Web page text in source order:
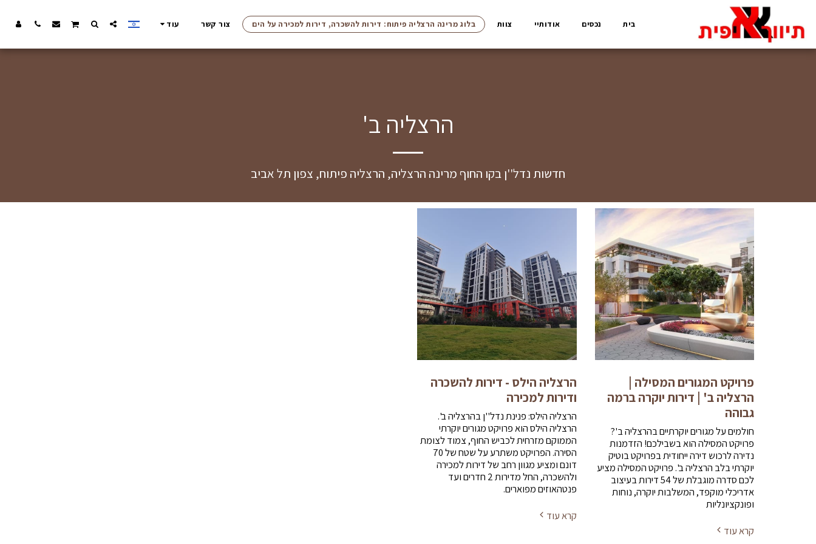
בית נכסים אודותיי צוות בלוג מרינה הרצליה פיתוח: דירות להשכרה, דירות למכירה על הים צור קשר עוד
הרצליה ב'
חדשות נדל''ן בקו החוף מרינה הרצליה, הרצליה פיתוח, צפון תל אביב
פרויקט המגורים המסילה |
הרצליה ב' | דירות יוקרה ברמה
גבוהה
חולמים על מגורים יוקרתיים בהרצליה ב'?
פרויקט המסילה הוא בשבילכם! הזדמנות
נדירה לרכוש דירה ייחודית בפרויקט בוטיק
יוקרתי בלב הרצליה ב'. פרויקט המסילה מציע
לכם סדרה מוגבלת של 54 דירות בעיצוב
אדריכלי מוקפד, המשלבות יוקרה, נוחות
ופונקציונליות
קרא עוד
הרצליה הילס - דירות להשכרה
ודירות למכירה
הרצליה הילס: פנינת נדל''ן בהרצליה ב'.
הרצליה הילס הוא פרויקט מגורים יוקרתי
הממוקם מזרחית לכביש החוף, צמוד לצומת
הסירה. הפרויקט משתרע על שטח של 70
דונם ומציע מגוון רחב של דירות למכירה
ולהשכרה, החל מדירות 2 חדרים ועד
פנטהאוזים מפוארים.
קרא עוד